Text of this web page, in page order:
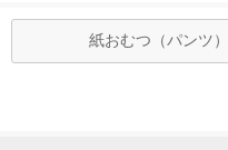
紙おむつ（パンツ